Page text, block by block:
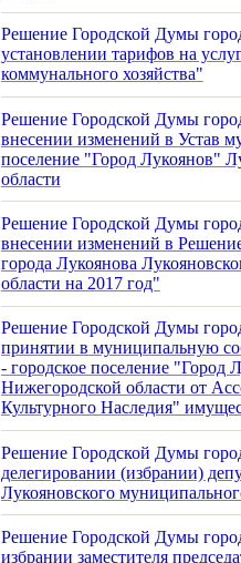
Решение Городской Думы
установлении тарифов на
коммунального хозяйства"
Решение Городской Думы
внесении изменений в Устав
поселение "Город Лукоянов"
области
Решение Городской Думы
внесении изменений в
города Лукоянова
области на 2017 год"
Решение Городской Думы
принятии в муниципальную
- городское поселение "Город
Нижегородской области от
Культурного Наследия"
Решение Городской Думы
делегировании (избрании)
Лукояновского
Решение Городской Думы
избрании заместителя